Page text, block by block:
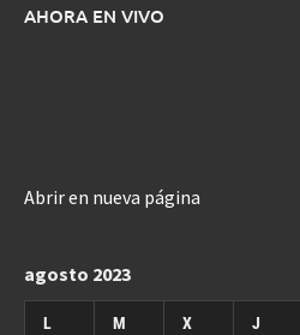
AHORA EN VIVO
Abrir en nueva página
agosto 2023
L M X J